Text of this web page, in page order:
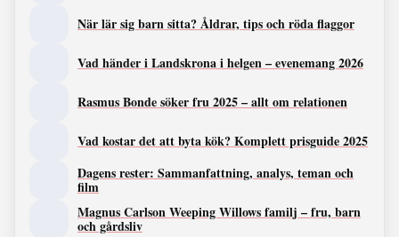
När lär sig barn sitta? Åldrar, tips och röda flaggor
Vad händer i Landskrona i helgen – evenemang 2026
Rasmus Bonde söker fru 2025 – allt om relationen
Vad kostar det att byta kök? Komplett prisguide 2025
Dagens rester: Sammanfattning, analys, teman och
film
Magnus Carlson Weeping Willows familj – fru, barn
och gårdsliv